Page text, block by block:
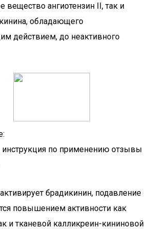
ангиотензин II, так и
обладающего
действием, до неактивного
по применению отзывы
брадикинин, подавление
повышением активности как
и тканевой калликреин-кининовой